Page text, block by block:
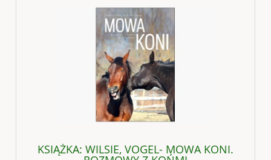
KSIĄŻKA: WILSIE, VOGEL- MOWA KONI.